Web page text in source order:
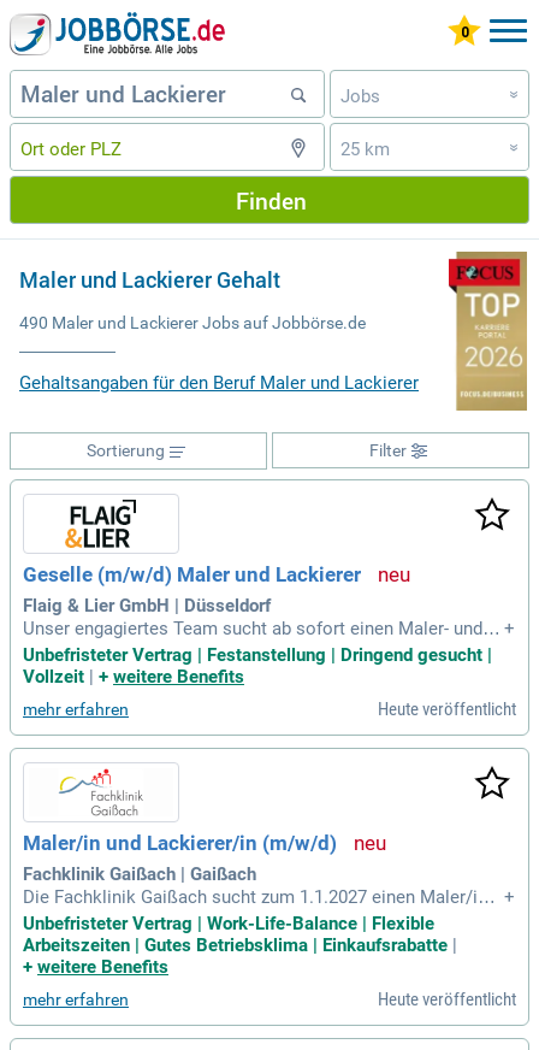
Jobs »
25 km »
Finden
Maler und Lackierer Gehalt
490 Maler und Lackierer Jobs auf Jobbörse.de
Gehaltsangaben für den Beruf Maler und Lackierer
Filter
Sortierung
Geselle (m/w/d) Maler und Lackierer
Flaig & Lier GmbH | Düsseldorf
Unser engagiertes Team sucht ab sofort einen Maler- und L
ackierergesellen (m/w/d) mit Berufserfahrung für spannend
e Innen- und Außenprojekte. Sie führen Maler- und Lackierar
bauarbeiten durch. Wir erwarten eine abgeschlossene Ausbi
ldung und mehrjährige Berufserfahrung. Ein Führerschein de
r Klasse B ist zwingend erforderlich. Sie sollten selbstständi
g, zuverlässig und teamfähig arbeiten und ein freundliches A
uftreten haben. Bieten Sie Ihre Expertise in einer unbefristet
en Vollzeitstelle mit tarifgerechter Bezahlung an – montags
bis freitags von 08:00 bis 16:30 Uhr.
+
Unbefristeter Vertrag | Festanstellung | Dringend gesucht |
Vollzeit | + weitere Benefits
mehr erfahren Heute veröffentlicht
Maler/in und Lackierer/in (m/w/d)
Fachklinik Gaißach | Gaißach
Die Fachklinik Gaißach sucht zum 1.1.2027 einen Maler/in u
nd Lackierer/in (m/w/d) in Vollzeit. Zu den Aufgaben gehöre
n die eigenverantwortliche Planung von Malerarbeiten sowie
die Gestaltung und Beschichtung von Innenwänden und Dec
und Tapezierarbeiten Teil des Tätigkeitsbereichs. Eine abge
schlossene Ausbildung sowie ein PKW-Führerschein sind er
+
Unbefristeter Vertrag | Work-Life-Balance | Flexible
Arbeitszeiten | Gutes Betriebsklima | Einkaufsrabatte
+ weitere Benefits
mehr erfahren Heute veröffentlicht